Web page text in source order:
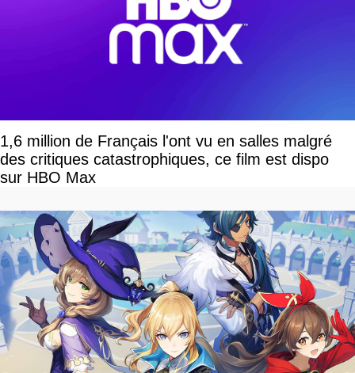
1,6 million de Français l'ont vu en salles malgré
des critiques catastrophiques, ce film est dispo
sur HBO Max